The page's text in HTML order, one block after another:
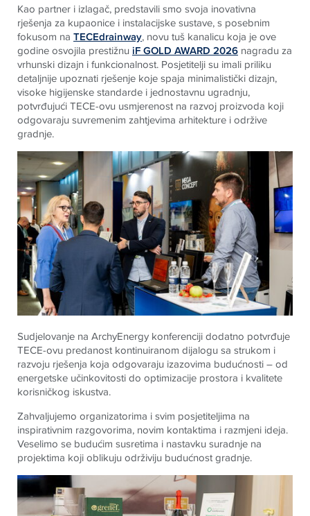
Kao partner i izlagač, predstavili smo svoja inovativna
rješenja za kupaonice i instalacijske sustave, s posebnim
fokusom na TECEdrainway, novu tuš kanalicu koja je ove
godine osvojila prestižnuiF GOLD AWARD 2026 nagradu za
vrhunski dizajn i funkcionalnost. Posjetitelji su imali priliku
detaljnije upoznati rješenje koje spaja minimalistički dizajn,
visoke higijenske standarde i jednostavnu ugradnju,
potvrđujući TECE-ovu usmjerenost na razvoj proizvoda koji
odgovaraju suvremenim zahtjevima arhitekture i održive
gradnje.
Sudjelovanje na ArchyEnergy konferenciji dodatno potvrđuje
TECE-ovu predanost kontinuiranom dijalogu sa strukom i
razvoju rješenja koja odgovaraju izazovima budućnosti – od
energetske učinkovitosti do optimizacije prostora i kvalitete
korisničkog iskustva.
Zahvaljujemo organizatorima i svim posjetiteljima na
inspirativnim razgovorima, novim kontaktima i razmjeni ideja.
Veselimo se budućim susretima i nastavku suradnje na
projektima koji oblikuju održiviju budućnost gradnje.